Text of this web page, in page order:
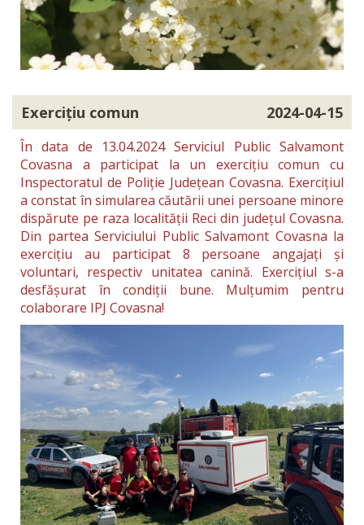
Exercițiu comun 2024-04-15
În data de 13.04.2024 Serviciul Public Salvamont
Covasna a participat la un exercițiu comun cu
Inspectoratul de Poliție Județean Covasna. Exercițiul
a constat în simularea căutării unei persoane minore
dispărute pe raza localității Reci din județul Covasna.
Din partea Serviciului Public Salvamont Covasna la
exercițiu au participat 8 persoane angajați și
voluntari, respectiv unitatea canină. Exercițiul s-a
desfășurat în condiții bune. Mulțumim pentru
colaborare IPJ Covasna!